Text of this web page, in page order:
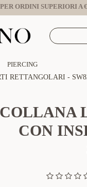
ORDINI SUPERIORI A
PIERCING
RETTANGOLARI -
COLLANA
CON